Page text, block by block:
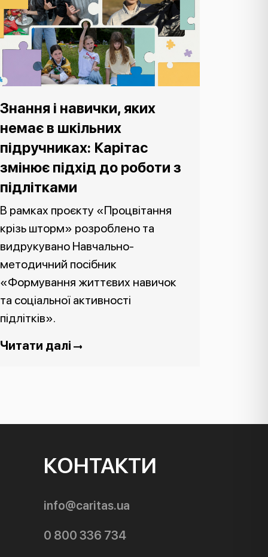
Знання і навички, яких
немає в шкільних
підручниках: Карітас
змінює підхід до роботи з
підлітками
В рамках проєкту «Процвітання
крізь шторм» розроблено та
видрукувано Навчально-
методичний посібник
«Формування життєвих навичок
та соціальної активності
підлітків».
Читати далі
КОНТАКТИ
info@caritas.ua
0 800 336 734